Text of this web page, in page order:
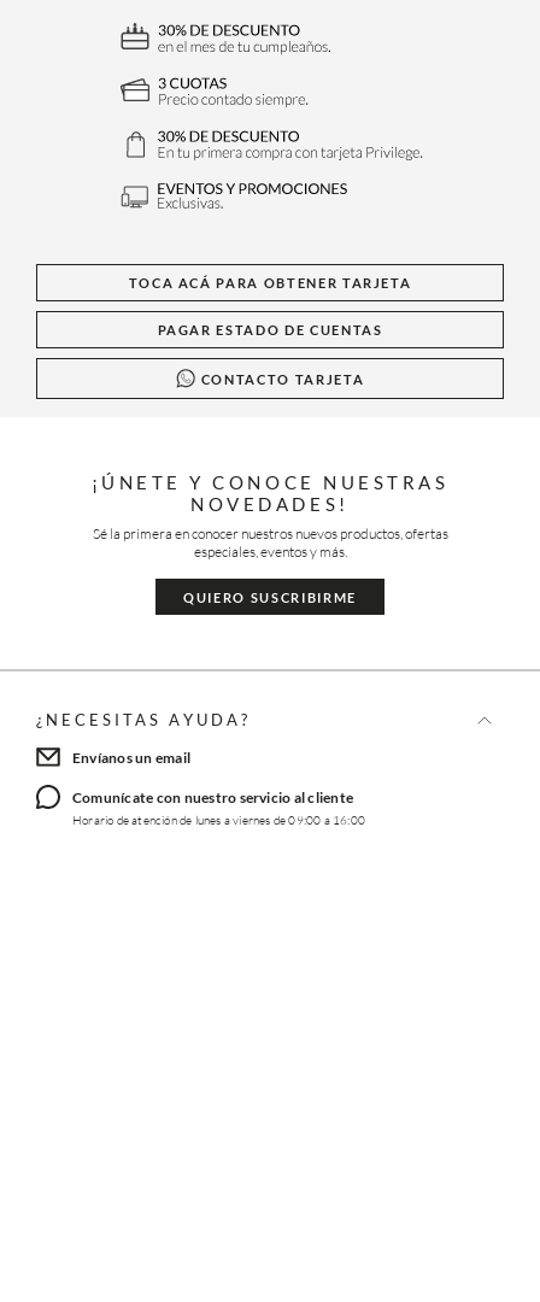
TOCA ACÁ PARA OBTENER TARJETA
PAGAR ESTADO DE CUENTAS
CONTACTO TARJETA
¡ÚNETE Y CONOCE NUESTRAS
NOVEDADES!
Sé la primera en conocer nuestros nuevos productos, ofertas
especiales, eventos y más.
QUIERO SUSCRIBIRME
¿NECESITAS AYUDA?
Envíanos un email
Comunícate con nuestro servicio al cliente
Horario de atención de lunes a viernes de 09:00 a 16:00